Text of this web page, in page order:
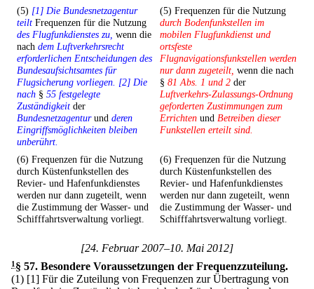
(5) [1] Die Bundesnetzagentur
teilt Frequenzen für die Nutzung
des Flugfunkdienstes zu, wenn die
nach dem Luftverkehrsrecht
erforderlichen Entscheidungen des
Bundesaufsichtsamtes für
Flugsicherung vorliegen. [2] Die
nach § 55 festgelegte
Zuständigkeit der
Bundesnetzagenturund deren
Eingriffsmöglichkeiten bleiben
unberührt.
(5) Frequenzen für die Nutzung
durch Bodenfunkstellen im
mobilen Flugfunkdienst und
ortsfeste
Flugnavigationsfunkstellen werden
nur dann zugeteilt, wenn die nach
§ 81 Abs. 1 und 2 der
Luftverkehrs-Zulassungs-Ordnung
geforderten Zustimmungen zum
Errichten und Betreiben dieser
Funkstellen erteilt sind.
(6) Frequenzen für die Nutzung
durch Küstenfunkstellen des
Revier- und Hafenfunkdienstes
werden nur dann zugeteilt, wenn
die Zustimmung der Wasser- und
Schifffahrtsverwaltung vorliegt.
(6) Frequenzen für die Nutzung
durch Küstenfunkstellen des
Revier- und Hafenfunkdienstes
werden nur dann zugeteilt, wenn
die Zustimmung der Wasser- und
Schifffahrtsverwaltung vorliegt.
[24. Februar 2007–10. Mai 2012]
1§ 57. Besondere Voraussetzungen der Frequenzzuteilung.
(1) [1] Für die Zuteilung von Frequenzen zur Übertragung von